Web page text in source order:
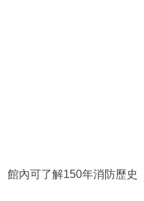
館內可了解150年消防歷史